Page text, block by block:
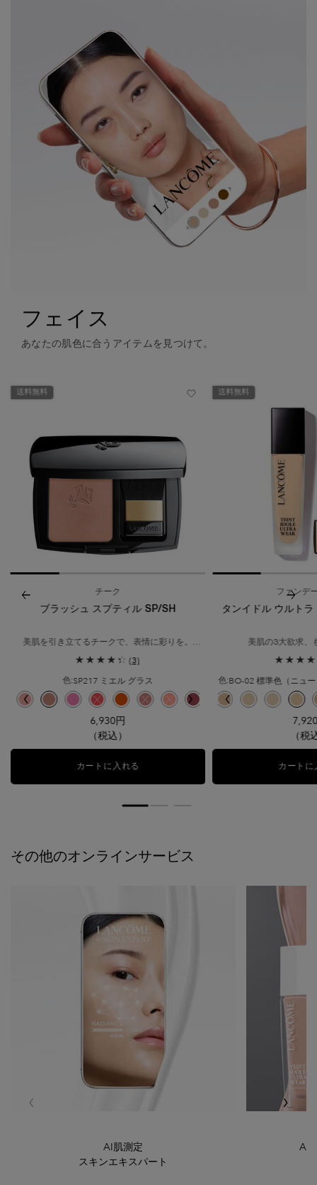
フェイス
あなたの肌色に合うアイテムを見つけて。
ラ ウェア リキッド N、3/14
イドル ウルトラ ウェア リキッド N、4/14
、5/14
、6/14
リキッド N、7/14
リキッド N、8/14
ー タンイドル ウルトラ ウェア リキッド N、9/14
タンイドル ウルトラ ウェア リキッド N、10/14
ード のカラー タンイドル ウルトラ ウェア リキッド N、11/14
ラー タンイドル ウルトラ ウェア リキッド N、12/14
のカラー タンイドル ウルトラ ウェア リキッド N、13/14
カラー タンイドル ウルトラ ウェア リキッド N、14/14
送料無料
チーク
ブラッシュ スプティル SP/SH
美肌を引き立てるチークで、表情に彩りを。
色展開。
(3)
色:SP217 ミエル グラス
色を選択してください {1} の場合
デ コライユ のカラー ブラッシュ スプティル SP/SH、1/11
リエーションは在庫切れです, SH02 ローズ サブレ のカラー ブラッシュ スプティ
選択済み
商品バリエーションは在庫切れです, SP351 ブラッシング トレゾア のカラー ブラ
選択済み
SH319 シアー アムルーズ のカラー ブラッシュ スプティル SP/SH、4/11
選択済み
SP217 ミエル グラス のカラー ブラッシュ スプティル SP/SH、5/11
選択済み
SH500 ピンク ウララ のカラー ブラッシュ スプティル SP/SH
選択済み
商品バリエーションは在庫切れです, SP700 コーラル ク
選択済み
SP800 オレンジ フォリア のカラー ブラッシュ ス
選択済み
商品バリエーションは在庫切れです, SH041
選択済み
商品バリエーションは在庫切れです,
選択済み
SP473 キープ カーム ＆ ブラ
6,930円
（税込）
カートに入れる
送料無料
ファンデ
タンイドル ウルト
美肌の3大欲求、
ョ
色:
色を選択してください
{1}
選択済み
B-02 イエローベースの少し明るいシェード のカラー タンイ
選択済み
PO-01 ピンクオークルの明るいシェード のカラー タ
選択済み
O-03 イエローとオークルのバランスが取れた
選択済み
商品バリエーションは在庫切れです, PO-
選択済み
P-01 ピンクベースの少し明るいシ
選択済み
P-00 ピンクベースの明るい
選択済み
BO-01 ニュートラルベ
選択済み
B-01 イエロー
選択済み
O-01 イ
選
（税
カートに
その他のオンラインサービス
AI肌測定
スキンエキスパート
AI